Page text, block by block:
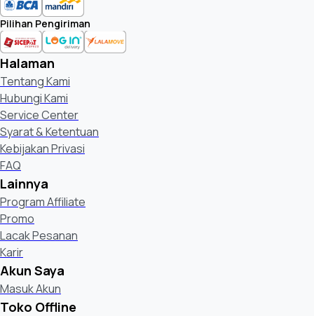
Pilihan Pengiriman
Halaman
Tentang Kami
Hubungi Kami
Service Center
Syarat & Ketentuan
Kebijakan Privasi
FAQ
Lainnya
Program Affiliate
Promo
Lacak Pesanan
Karir
Akun Saya
Masuk Akun
Toko Offline